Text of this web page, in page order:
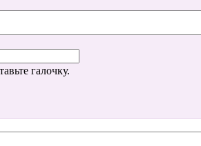
галочку.